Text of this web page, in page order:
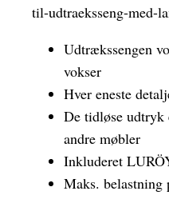
til-udtraeksseng-med-
Udtrækssengen
vokser
Hver eneste
De tidløse udtryk
andre møbler
Inkluderet
Maks. belastning